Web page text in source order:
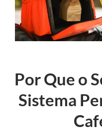
Por Que o
Sistema